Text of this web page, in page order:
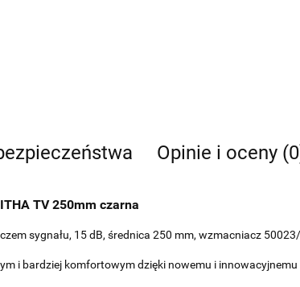
Opinie i oceny
TV 250mm czarna
sygnału, 15 dB, średnica 250 mm, wzmacniacz
i bardziej komfortowym dzięki nowemu i